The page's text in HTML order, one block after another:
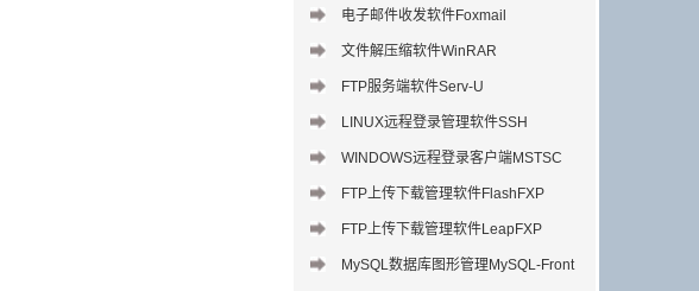
电子邮件收发软件Foxmail
文件解压缩软件WinRAR
FTP服务端软件Serv-U
LINUX远程登录管理软件SSH
WINDOWS远程登录客户端MSTSC
FTP上传下载管理软件FlashFXP
FTP上传下载管理软件LeapFXP
MySQL数据库图形管理MySQL-Front